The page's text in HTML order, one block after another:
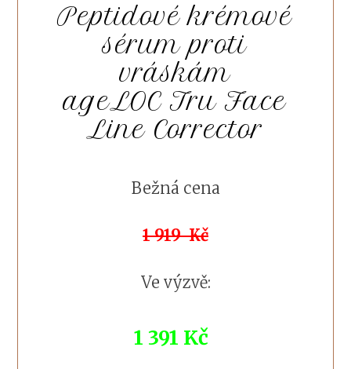
Peptidové krémové
sérum proti
vráskám
ageLOC Tru Face
Line Corrector
Bežná cena
1 919 Kč
Ve výzvě:
1 391 Kč